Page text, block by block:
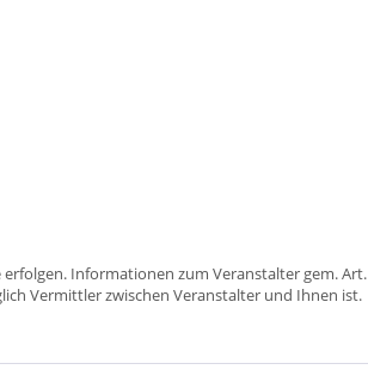
Informationen zum Veranstalter gem. Art.
Vermittler zwischen Veranstalter und Ihnen ist.